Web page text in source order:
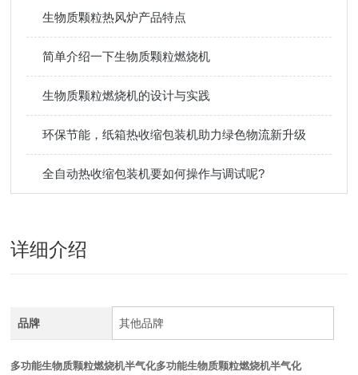
生物质颗粒热风炉产品特点
简单介绍一下生物质颗粒燃烧机
生物质颗粒燃烧机的设计与实践
环保节能，纸箱热收缩包装机助力绿色物流新升级
全自动热收缩包装机要如何操作与调试呢?
详细介绍
品牌 其他品牌
多功能生物质颗粒燃烧机半气化多功能生物质颗粒燃烧机半气化